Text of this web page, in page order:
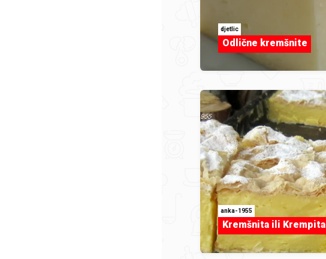
djetlic
Odlične kremšnite
anka-1955
Kremšnita ili Krempita